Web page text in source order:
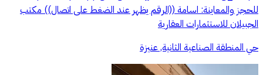
للحجز والمعاينة: اسامة ((الرقم يظهر عند الضغط على اتصال)) مكتب
الجبيلان للاستثمارات العقارية
حي المنطقة الصناعية الثانية, عنيزة